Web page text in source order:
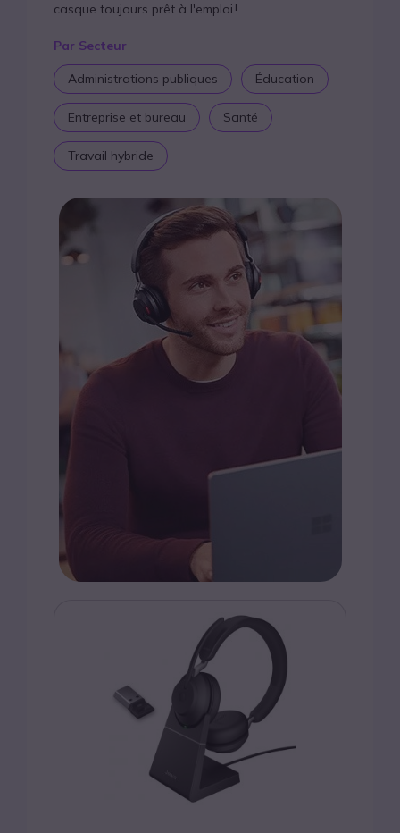
casque toujours prêt à l'emploi !
Par Secteur
Administrations publiques Éducation
Entreprise et bureau Santé
Travail hybride